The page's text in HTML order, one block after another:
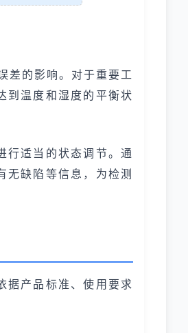
差的影响。对于重要工
到温度和湿度的平衡状
行适当的状态调节。通
无缺陷等信息，为检测
据产品标准、使用要求